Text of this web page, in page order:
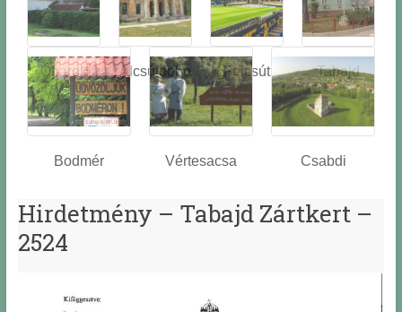
Óbarok
Alcsútdobo
z
Felcsút Tabajd
Bodmér Vértesacsa Csabdi
Hirdetmény – Tabajd Zártkert –
2524